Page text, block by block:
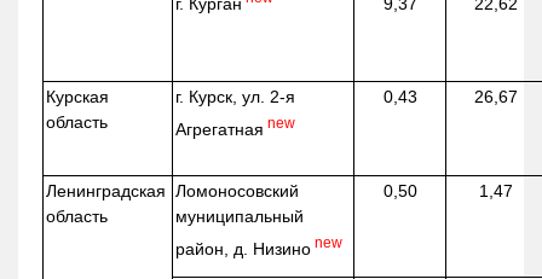
Курская
область
г. Курск, ул. 2-я
Агрегатная new
0,43 26,67
Ленинградская
область
Ломоносовский
муниципальный
район, д. Низино new
0,50 1,47